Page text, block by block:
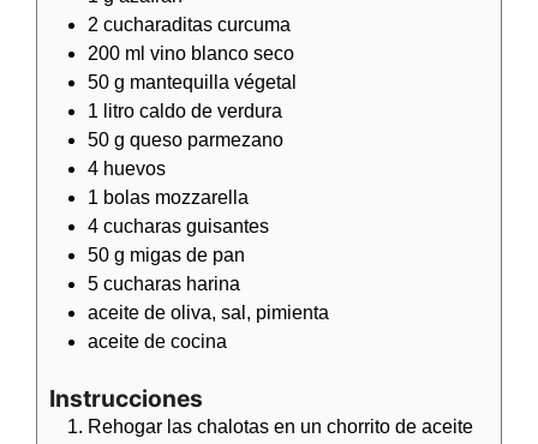
2 cucharaditas curcuma
200 ml vino blanco seco
50 g mantequilla végetal
1 litro caldo de verdura
50 g queso parmezano
4 huevos
1 bolas mozzarella
4 cucharas guisantes
50 g migas de pan
5 cucharas harina
aceite de oliva, sal, pimienta
aceite de cocina
Instrucciones
Rehogar las chalotas en un chorrito de aceite